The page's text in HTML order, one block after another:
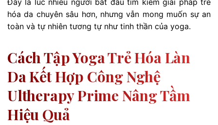
Đây là lúc nhiều người bắt đầu tìm kiếm giải pháp trẻ
hóa da chuyên sâu hơn, nhưng vẫn mong muốn sự an
toàn và tự nhiên tương tự như tinh thần của yoga.
Cách Tập Yoga Trẻ Hóa Làn
Da Kết Hợp Công Nghệ
Ultherapy Prime Nâng Tầm
Hiệu Quả